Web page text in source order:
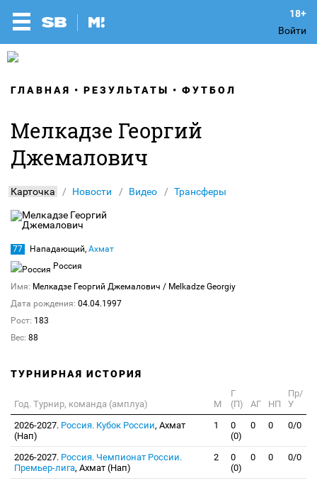
Войти
ГЛАВНАЯ РЕЗУЛЬТАТЫ ФУТБОЛ
Мелкадзе Георгий
Джемалович
Карточка Новости Видео Трансферы
77 Нападающий, Ахмат
Россия
Имя: Мелкадзе Георгий Джемалович / Melkadze Georgiy
Дата рождения: 04.04.1997
Рост: 183
Вес: 88
ТУРНИРНАЯ ИСТОРИЯ
Год. Турнир, команда (амплуа) М
Г
(П)
АГ НП
Пр/
У
2026-2027. Россия. Кубок России, Ахмат
(Нап)
1
0
(0)
0 0 0/0
2026-2027. Россия. Чемпионат России.
Премьер-лига, Ахмат (Нап)
2
0
(0)
0 0 0/0